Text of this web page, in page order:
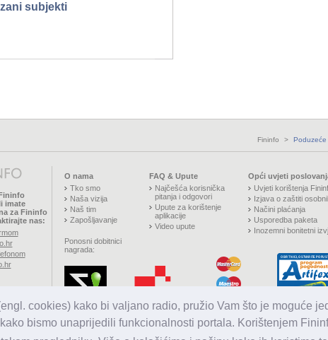
cookies) kako bi valjano radio, pružio Vam što je moguće
bismo unaprijedili funkcionalnosti portala. Korištenjem
subjekti
Fininfo > Poduzeće
imate
za Fininfo
nas:
O nama
Tko smo
Naša vizija
Naš tim
Zapošljavanje
Ponosni dobitnici
nagrada:
FAQ & Upute
Najčešća korisnička
pitanja i odgovori
Upute za korištenje
aplikacije
Video upute
Opći uvjeti
Uvjeti korištenja
Izjava o zaštiti
Načini plaćanja
Usporedba paketa
Inozemni bonitetni